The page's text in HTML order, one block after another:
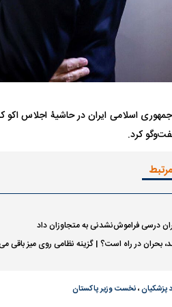
اسلامی ایران در حاشیۀ اجلاس اکو
کرد.
درسی فراموش‌نشدنی به متجاوزان داد
بحران در راه است؟ | گزینه نظامی روی میز باقی
پزشکیان،نخست وزیر پاکستان